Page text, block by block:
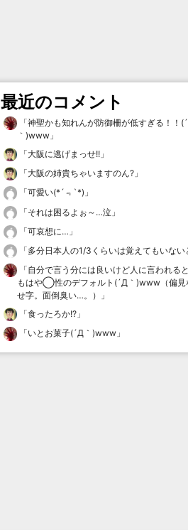
最近のコメント
「神聖かも知れんが防御柵が低すぎる！！
｀)www 」
「大阪に逃げまっせ!! 」
「大阪の姉貴ちゃいますのん? 」
「可愛い(*´﹃`*) 」
「それは困るよぉ～…泣 」
「可哀想に… 」
「多分日本人の1/3くらいは覚えてもいない
「自分で言う分には良いけど人に言われる
もはや◯性のデフォルト(´Д｀)www（偏見
せ字。面倒臭い…。）
」
「食ったろか!? 」
「いとお菓子(´Д｀)www 」